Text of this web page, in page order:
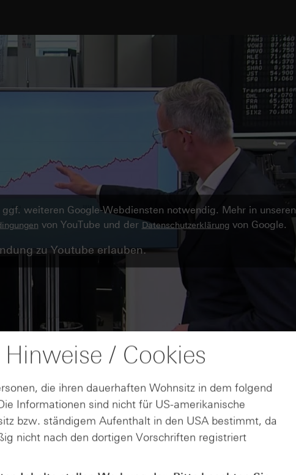
weiteren Google-Webdiensten notwendig. Mehr in unseren
von YouTube und der Datenschutzerklärungvon Google.
zu Youtube erlauben.
/ Cookies
die ihren dauerhaften Wohnsitz in dem folgend
Informationen sind nicht für US-amerikanische
bzw. ständigem Aufenthalt in den USA bestimmt, da
nicht nach den dortigen Vorschriften registriert